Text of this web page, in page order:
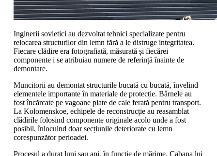
Inginerii sovietici au dezvoltat tehnici specializate pentru
relocarea structurilor din lemn fără a le distruge integritatea.
Fiecare clădire era fotografiată, măsurată și fiecărei
componente i se atribuiau numere de referință înainte de
demontare.
Muncitorii au demontat structurile bucată cu bucată, învelind
elementele importante în materiale de protecție. Bârnele au
fost încărcate pe vagoane plate de cale ferată pentru transport.
La Kolomenskoe, echipele de reconstrucție au reasamblat
clădirile folosind componente originale acolo unde a fost
posibil, înlocuind doar secțiunile deteriorate cu lemn
corespunzător perioadei.
Procesul a durat luni sau ani, în funcție de mărime. Cabana lui